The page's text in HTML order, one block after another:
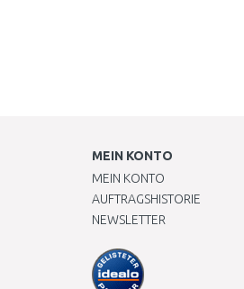
MEIN KONTO
MEIN KONTO
AUFTRAGSHISTORIE
NEWSLETTER